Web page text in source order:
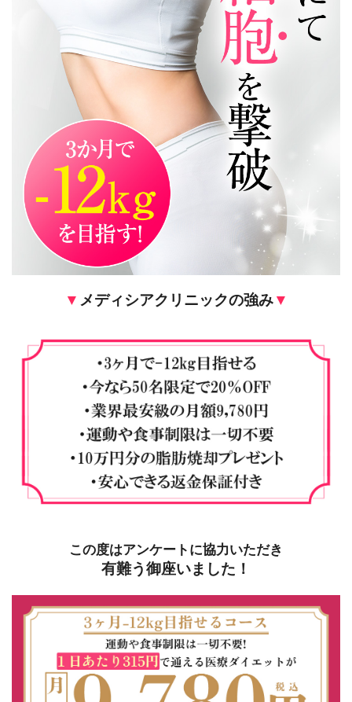
▼ メディシアクリニックの強み▼
この度はアンケートに協力いただき
有難う御座いました！